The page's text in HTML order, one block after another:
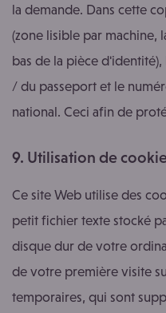
la demande. Dans cette
(zone lisible par machine,
bas de la pièce
/ du passeport et le
national. Ceci afin de
9. Utilisation de
Ce site Web utilise des
petit fichier texte stocké
disque dur de votre
de votre première visite
temporaires, qui sont